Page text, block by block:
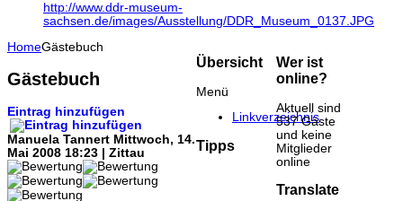
http://www.ddr-museum-
sachsen.de/images/Ausstellung/DDR_Museum_0137.JPG
HomeGästebuch
Gästebuch
Eintrag hinzufügen
Manuela Tannert Mittwoch, 14.
Mai 2008 18:23 | Zittau
Übersicht
Menü
Linkverzeichnis
Tipps
Wer ist
online?
Aktuell sind
537 Gäste
und keine
Mitglieder
online
Translate